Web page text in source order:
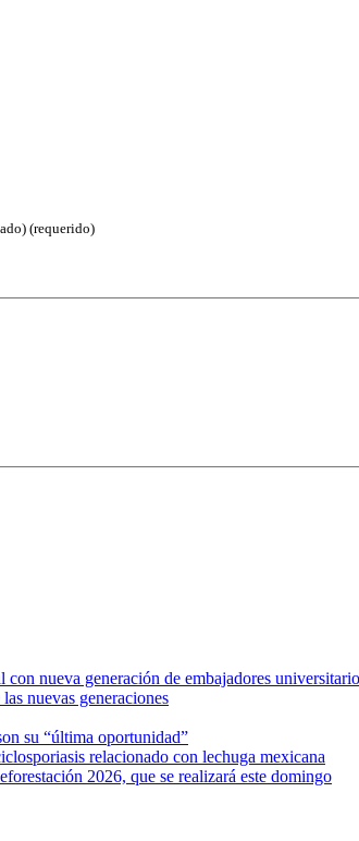
(requerido)
nueva generación de embajadores
nuevas generaciones
su “última oportunidad”
relacionado con lechuga mexicana
2026, que se realizará este domingo